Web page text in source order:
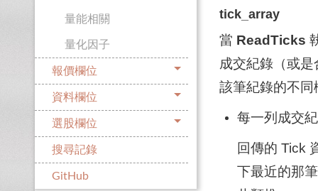
量能相關
量化因子
報價欄位
資料欄位
選股欄位
搜尋記錄
GitHub
tick_array
當 ReadTicks
成交紀錄（或
該筆紀錄的不同
每一列成交
回傳的 Tick
下最近的那